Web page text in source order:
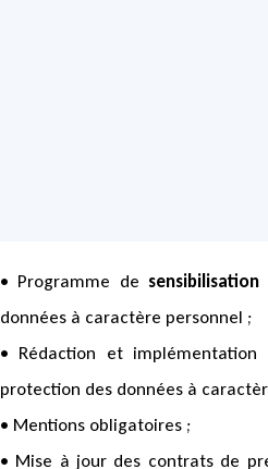
• Programme de
données à caractère personnel ;
• Rédaction et
protection des données à
• Mentions obligatoires ;
• Mise à jour des contrats de